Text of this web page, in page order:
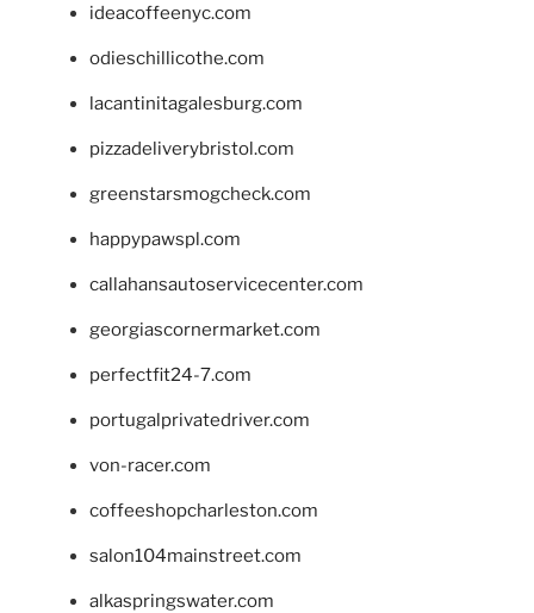
ideacoffeenyc.com
odieschillicothe.com
lacantinitagalesburg.com
pizzadeliverybristol.com
greenstarsmogcheck.com
happypawspl.com
callahansautoservicecenter.com
georgiascornermarket.com
perfectfit24-7.com
portugalprivatedriver.com
von-racer.com
coffeeshopcharleston.com
salon104mainstreet.com
alkaspringswater.com